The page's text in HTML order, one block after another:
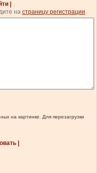
|
.
на страницу регистрации.
на картинке. Для перезагрузки
|